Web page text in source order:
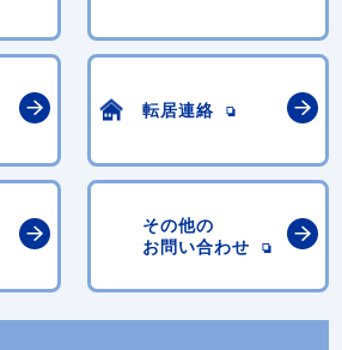
転居連絡
その他の
お問い合わせ